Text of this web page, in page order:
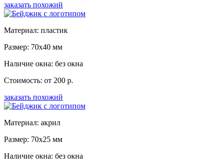
заказать похожий
Материал: пластик
Размер: 70x40 мм
Наличие окна: без окна
Стоимость: от 200 р.
заказать похожий
Материал: акрил
Размер: 70x25 мм
Наличие окна: без окна